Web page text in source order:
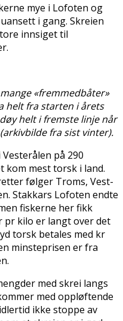
mye i Lofoten og
i gang. Skreien
innsiget til
«fremmedbåter»
helt fra starten i årets
helt i fremste linje når
fra sist vinter).
på 290
kom mest torsk i land.
følger Troms, Vest-
Stakkars Lofoten endte
fiskerne her fikk
pr kilo er langt over det
torsk betales med kr
minsteprisen er fra
med skrei langs
med oppløftende
ikke stoppe av